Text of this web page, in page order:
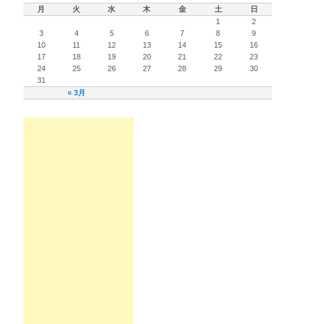
月
火 水 木 金 土 日
« 3月
1
2
3
4 5 6 7 8
9
10
11 12 13 14 15
16
17
18 19 20 21 22
23
24
25 26 27 28 29
30
31